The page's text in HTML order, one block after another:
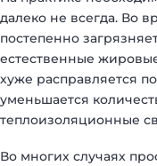
далеко не всегда. Во
постепенно
естественные
хуже расправляется
уменьшается
теплоизоляционные
Во многих случаях